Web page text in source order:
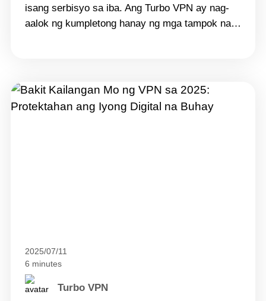
isang serbisyo sa iba. Ang Turbo VPN ay nag-
aalok ng kumpletong hanay ng mga tampok na
encryption, at no-log&hellip; Continue reading
Mga Tampok ng Turbo VPN: Malalimang
Pagsusuri sa Online na Seguridad
2025/07/11
6 minutes
Turbo VPN